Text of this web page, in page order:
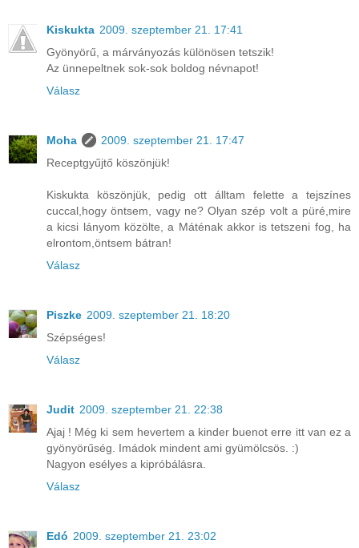
Kiskukta 2009. szeptember 21. 17:41
Gyönyörű, a márványozás különösen tetszik!
Az ünnepeltnek sok-sok boldog névnapot!
Válasz
Moha
2009. szeptember 21. 17:47
Receptgyűjtő köszönjük!
Kiskukta köszönjük, pedig ott álltam felette a tejszínes
cuccal,hogy öntsem, vagy ne? Olyan szép volt a püré,mire
a kicsi lányom közölte, a Máténak akkor is tetszeni fog, ha
elrontom,öntsem bátran!
Válasz
Piszke 2009. szeptember 21. 18:20
Szépséges!
Válasz
Judit 2009. szeptember 21. 22:38
Ajaj ! Még ki sem hevertem a kinder buenot erre itt van ez a
gyönyörűség. Imádok mindent ami gyümölcsös. :)
Nagyon esélyes a kipróbálásra.
Válasz
Edó 2009. szeptember 21. 23:02